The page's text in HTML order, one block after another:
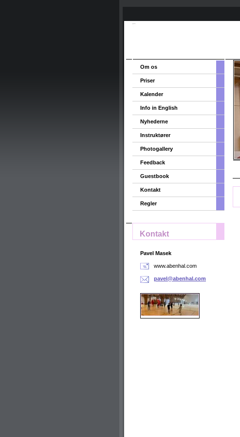
Om os
Priser
Kalender
Info in English
Nyhederne
Instruktører
Photogallery
Feedback
Guestbook
Kontakt
Regler
Kontakt
Pavel Masek
www.abenhal.com
pavel@abenhal.com